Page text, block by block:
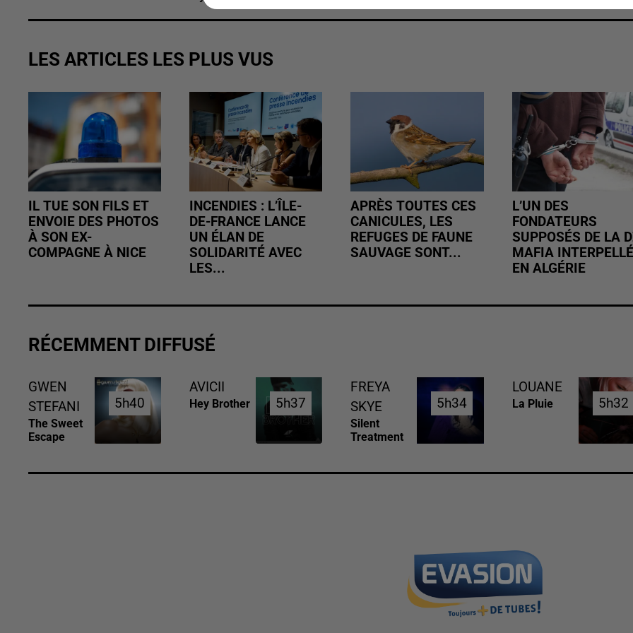
LES ARTICLES LES PLUS VUS
IL TUE SON FILS ET
ENVOIE DES PHOTOS
À SON EX-
COMPAGNE À NICE
INCENDIES : L’ÎLE-
DE-FRANCE LANCE
UN ÉLAN DE
SOLIDARITÉ AVEC
LES...
APRÈS TOUTES CES
CANICULES, LES
REFUGES DE FAUNE
SAUVAGE SONT...
L’UN DES
FONDATEURS
SUPPOSÉS DE LA
MAFIA INTERPELLÉ
EN ALGÉRIE
RÉCEMMENT DIFFUSÉ
GWEN
STEFANI
The Sweet
Escape
5h40
5h40
AVICII
Hey Brother 5h37
5h37
FREYA
SKYE
Silent
Treatment
5h34
5h34
LOUANE
La Pluie 5h32
5h32